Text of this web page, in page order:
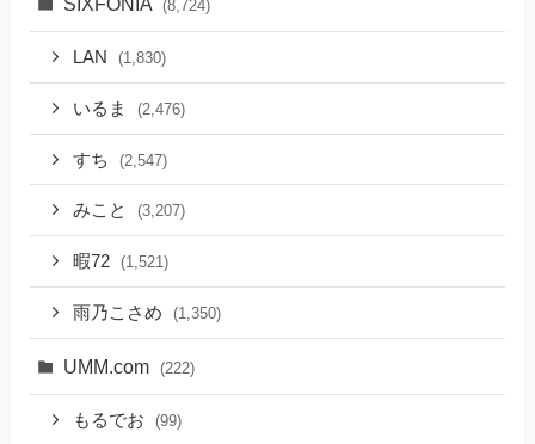
(8,724)
LAN (1,830)
いるま (2,476)
すち (2,547)
みこと (3,207)
暇72 (1,521)
雨乃こさめ (1,350)
UMM.com (222)
もるでお (99)